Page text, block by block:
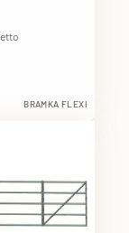
BRAMKA FLEXI